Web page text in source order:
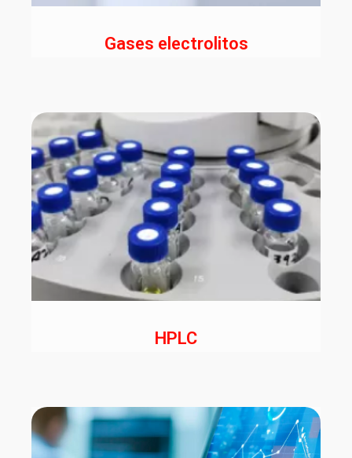
Gases electrolitos
HPLC